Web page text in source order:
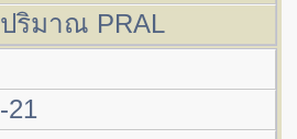
ปริมาณ PRAL
-21